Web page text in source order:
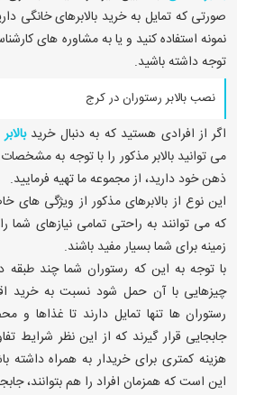
صورتی که تمایل به خرید بالابرهای خانگی
نمونه استفاده کنید و یا به مشاوره های
توجه داشته باشید.
نصب بالابر رستوران در کرج
اگر از افرادی هستید که به دنبال خرید
می توانید بالابر مذکور را با توجه به
ذهن خود دارید، از مجموعه ما تهیه فرمایید.
این نوع از بالابرهای مذکور از ویژگی های
که می توانند به راحتی تمامی نیازهای شما
زمینه برای شما بسیار مفید باشند.
با توجه به این که رستوران شما چند
چیزهایی با آن حمل شود نسبت به خرید
رستوران ها تنها تمایل دارند تا غذاها و
جابجایی قرار گیرند که از این نظر شرایط
هزینه کمتری برای خریدار به همراه داشته
این است که همزمان افراد را هم بتوانند،